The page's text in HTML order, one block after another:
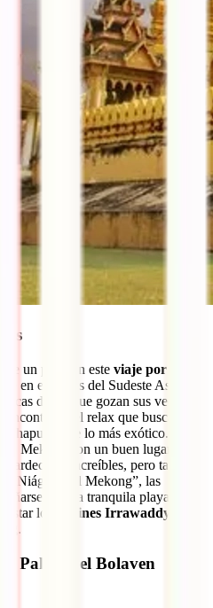
un poco en este viaje por Laos
en este país del Sudeste Asiático
de las que gozan sus vecinos,
encontrarás el relax que buscas y
chapuzón de lo más exótico. Este
Mekong son un buen lugar para
increíbles, pero también
Niágara del Mekong”, las
bañarse en una tranquila playa
los
delfines Irrawaddy
Pakse y el Bolaven